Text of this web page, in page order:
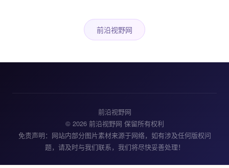
前沿视野网
前沿视野网
© 2026 前沿视野网 保留所有权利
免责声明：网站内部分图片素材来源于网络，如有涉及任何版权问
题，请及时与我们联系，我们将尽快妥善处理！